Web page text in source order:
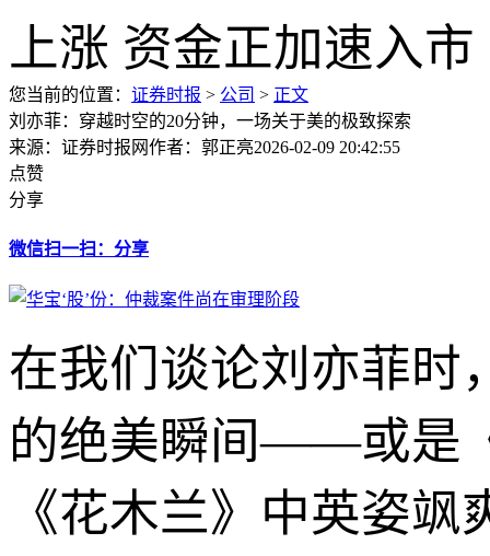
您当前的位置： 证券时报 > 公司 > 正文
刘亦菲：穿越时空的20分钟，一场关于美的极致探索
来源：证券时报网作者：郭正亮2026-02-09 20:42:55
点赞
分享
微信扫一扫：分享
在我们谈论刘亦菲时
的绝美瞬间——或是
《花木兰》中英姿